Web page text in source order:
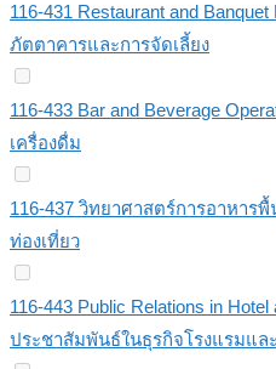
116-431 Restaurant and
ภัตตาคารและการจัดเลี้ยง
116-433 Bar and Beverage
เครื่องดื่ม
116-437 วิทยาศาสตร์การอาหาร
ท่องเที่ยว
116-443 Public Relations in
ประชาสัมพันธ์ในธุรกิจโรงแรมแล